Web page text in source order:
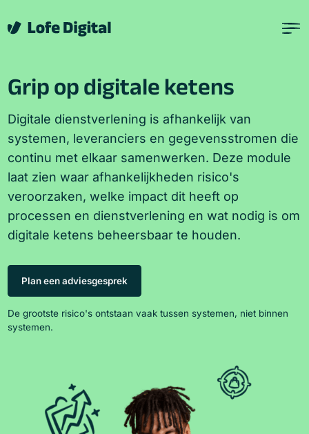
Grip op digitale ketens
Digitale dienstverlening is afhankelijk van
systemen, leveranciers en gegevensstromen die
continu met elkaar samenwerken. Deze module
laat zien waar afhankelijkheden risico's
veroorzaken, welke impact dit heeft op
processen en dienstverlening en wat nodig is om
digitale ketens beheersbaar te houden.
Plan een adviesgesprek
De grootste risico's ontstaan vaak tussen systemen, niet binnen
systemen.